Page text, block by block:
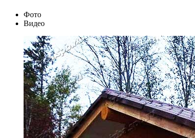
Фото
Видео